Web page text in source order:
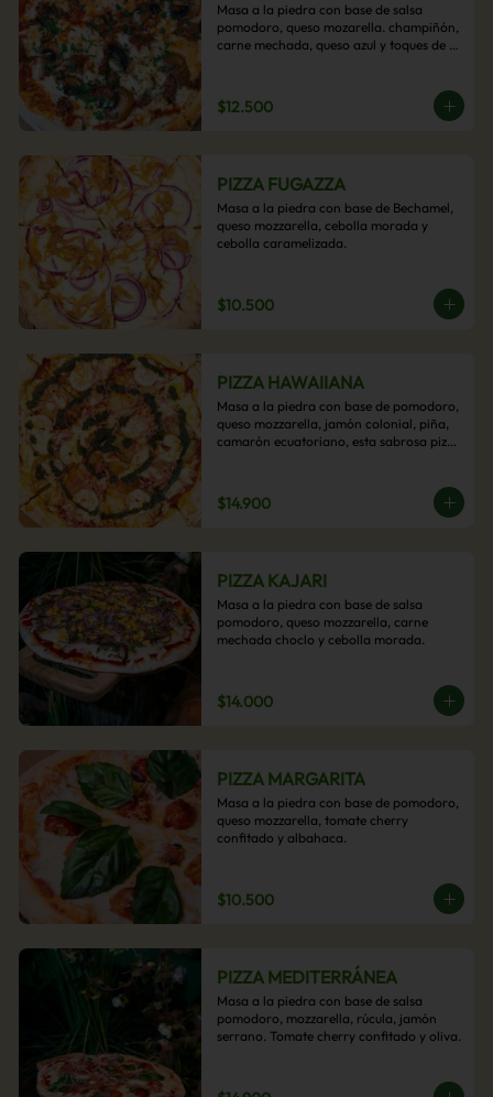
Masa a la piedra con base de salsa
pomodoro, queso mozarella. champiñón,
carne mechada, queso azul y toques de
$12.500
PIZZA FUGAZZA
Masa a la piedra con base de Bechamel,
queso mozzarella, cebolla morada y
cebolla caramelizada.
$10.500
PIZZA HAWAIIANA
Masa a la piedra con base de pomodoro,
queso mozzarella, jamón colonial, piña,
camarón ecuatoriano, esta sabrosa pizza
$14.900
PIZZA KAJARI
Masa a la piedra con base de salsa
pomodoro, queso mozzarella, carne
mechada choclo y cebolla morada.
$14.000
PIZZA MARGARITA
Masa a la piedra con base de pomodoro,
queso mozzarella, tomate cherry
confitado y albahaca.
$10.500
PIZZA MEDITERRÁNEA
Masa a la piedra con base de salsa
pomodoro, mozzarella, rúcula, jamón
serrano. Tomate cherry confitado y oliva.